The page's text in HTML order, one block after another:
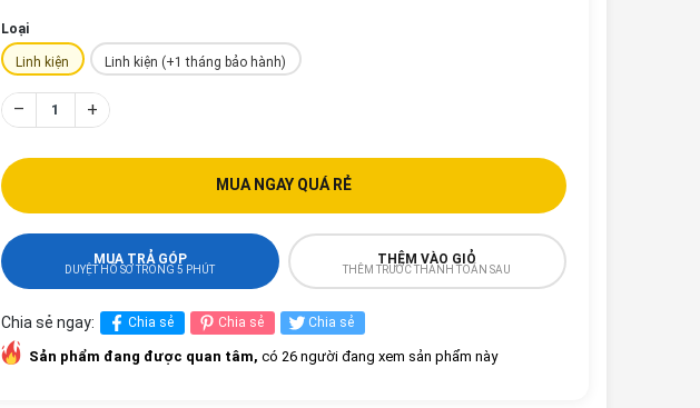
Loại
Linh kiện Linh kiện (+1 tháng bảo hành)
– +
MUA NGAY QUÁ RẺ
MUA TRẢ GÓP
DUYỆT HỒ SƠ TRONG 5 PHÚT
THÊM VÀO GIỎ
THÊM TRƯỚC THANH TOÁN SAU
Chia sẻ ngay: Chia sẻ Chia sẻ Chia sẻ
Sản phẩm đang được quan tâm, có 26 người đang xem sản phẩm này